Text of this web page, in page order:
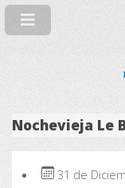
Nochevieja Le
31 de